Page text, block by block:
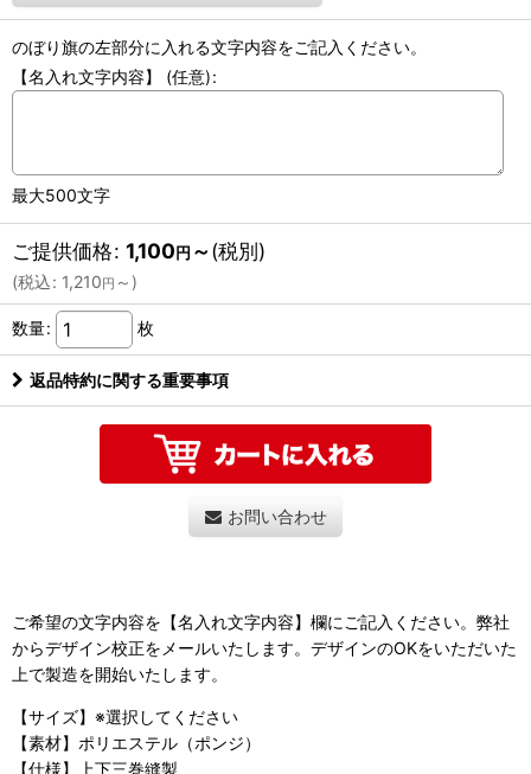
のぼり旗の左部分に入れる文字内容をご記入ください。
【名入れ文字内容】 (任意):
最大500文字
ご提供価格: 1,100円 ～(税別)
(税込: 1,210 円 ～ )
数量: 枚
返品特約に関する重要事項
お問い合わせ
ご希望の文字内容を【名入れ文字内容】欄にご記入ください。弊社
からデザイン校正をメールいたします。デザインのOKをいただいた
上で製造を開始いたします。
【サイズ】※選択してください
【素材】ポリエステル（ポンジ）
【仕様】上下三巻縫製